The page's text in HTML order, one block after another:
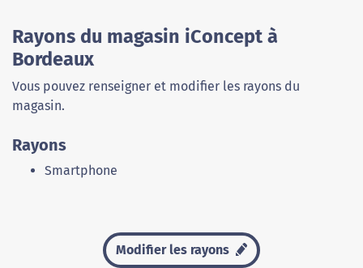
Rayons du magasin iConcept à
Bordeaux
Vous pouvez renseigner et modifier les rayons du
magasin.
Rayons
Smartphone
Modifier les rayons